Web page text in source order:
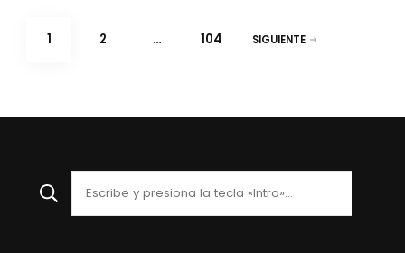
Paginación
PÁGINA
1 PÁGINA
2 … PÁGINA
104 SIGUIENTE